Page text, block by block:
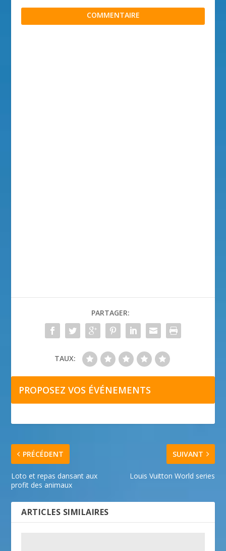
COMMENTAIRE
PARTAGER:
TAUX:
PROPOSEZ VOS ÉVÉNEMENTS
PRÉCÉDENT
Loto et repas dansant aux
profit des animaux
SUIVANT
Louis Vuitton World series
ARTICLES SIMILAIRES